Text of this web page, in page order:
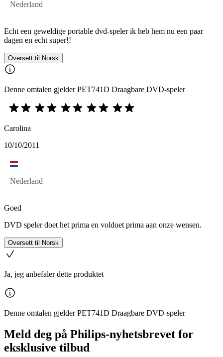
Nederland
Echt een geweldige portable dvd-speler ik heb hem nu een paar
dagen en echt super!!
Oversett til Norsk
Denne omtalen gjelder PET741D Draagbare DVD-speler
Carolina
10/10/2011
Nederland
Goed
DVD speler doet het prima en voldoet prima aan onze wensen.
Oversett til Norsk
Ja, jeg anbefaler dette produktet
Denne omtalen gjelder PET741D Draagbare DVD-speler
Meld deg på Philips-nyhetsbrevet for
eksklusive tilbud